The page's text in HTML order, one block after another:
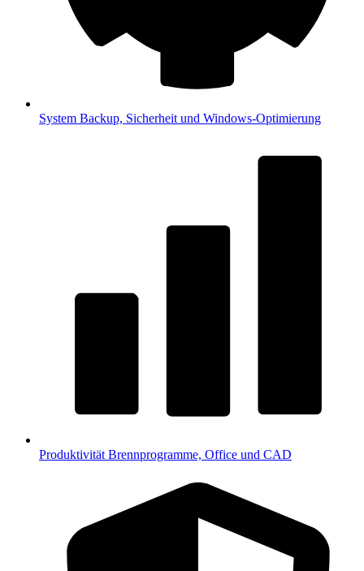
System Backup, Sicherheit und Windows-Optimierung
Produktivität Brennprogramme, Office und CAD